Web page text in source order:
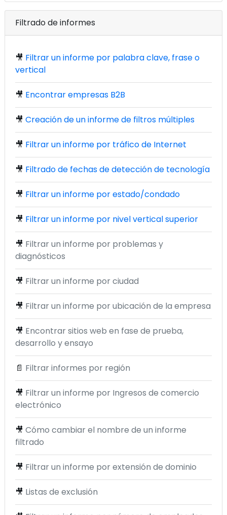
Filtrado de informes
🎥 Filtrar un informe por palabra clave, frase o
vertical
🎥 Encontrar empresas B2B
🎥 Creación de un informe de filtros múltiples
🎥 Filtrar un informe por tráfico de Internet
🎥 Filtrado de fechas de detección de tecnología
🎥 Filtrar un informe por estado/condado
🎥 Filtrar un informe por nivel vertical superior
🎥 Filtrar un informe por problemas y
diagnósticos
🎥 Filtrar un informe por ciudad
🎥 Filtrar un informe por ubicación de la empresa
🎥 Encontrar sitios web en fase de prueba,
desarrollo y ensayo
📄 Filtrar informes por región
🎥 Filtrar un informe por Ingresos de comercio
electrónico
🎥 Cómo cambiar el nombre de un informe
filtrado
🎥 Filtrar un informe por extensión de dominio
🎥 Listas de exclusión